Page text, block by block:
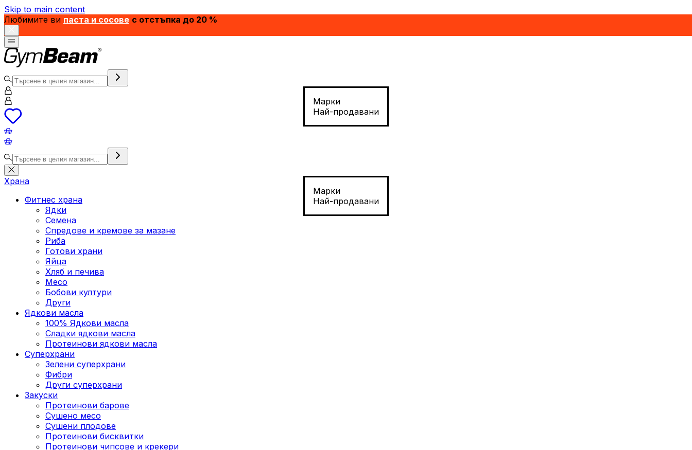
Skip to main content
Любимите ви паста и сосове с отстъпка до 20 %
Марки
Най-продавани
Марки
Най-продавани
Храна
Фитнес храна
Ядки
Семена
Спредове и кремове за мазане
Риба
Готови храни
Яйца
Хляб и печива
Месо
Бобови култури
Други
Ядкови масла
100% Ядкови масла
Сладки ядкови масла
Протеинови ядкови масла
Суперхрани
Зелени суперхрани
Фибри
Други суперхрани
3акуски
Протеинови бaрове
Сушено месо
Сушени плодове
Протеинови бисквитки
Протеинови чипсове и крекери